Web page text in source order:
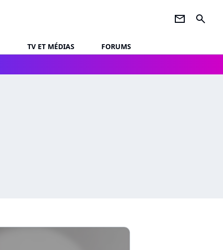
newsletter search
TV ET MÉDIAS
FORUMS